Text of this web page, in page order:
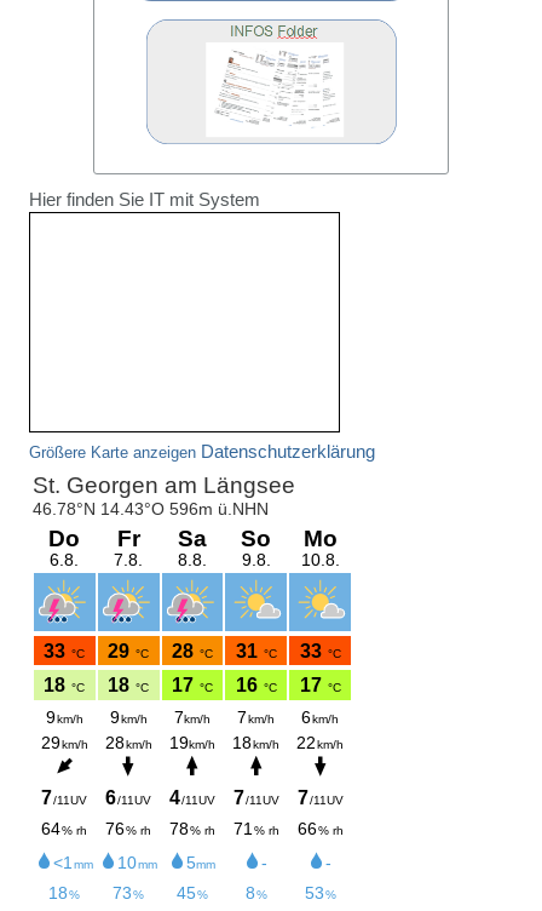
Hier finden Sie IT mit System
Größere Karte anzeigen Datenschutzerklärung